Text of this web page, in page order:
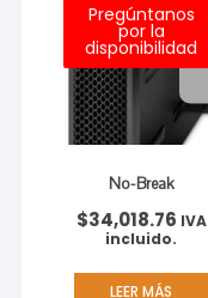
Pregúntanos
por la
disponibilidad
No-Break
$34,018.76 IVA
incluido.
LEER MÁS